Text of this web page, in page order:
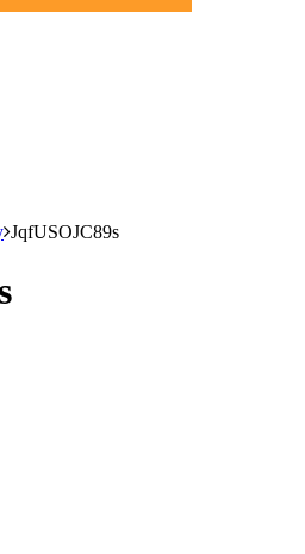
JqfUSOJC89s